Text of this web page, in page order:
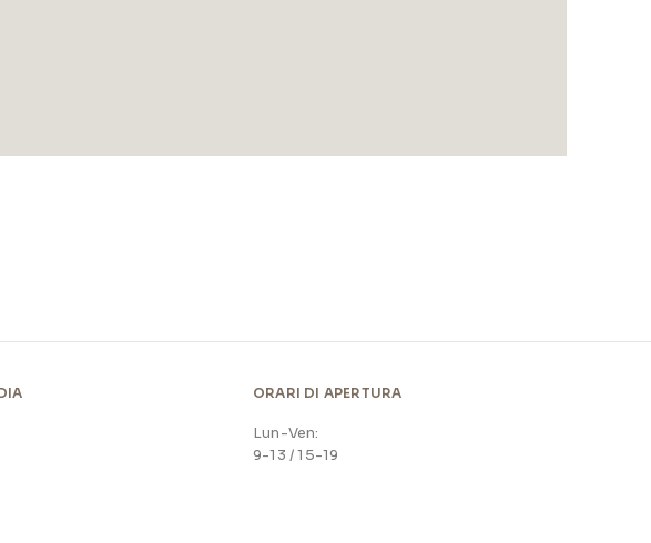
ORARI DI APERTURA
Lun-Ven:
9-13 / 15-19